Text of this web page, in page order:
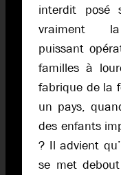
interdit posé
vraiment
puissant
familles à
fabrique de la
un pays,
des enfants
? Il advient
se met